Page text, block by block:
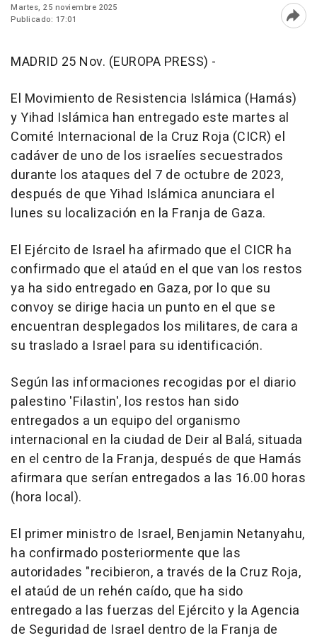
Martes, 25 noviembre 2025
Publicado: 17:01
MADRID 25 Nov. (EUROPA PRESS) -
El Movimiento de Resistencia Islámica (Hamás)
y Yihad Islámica han entregado este martes al
Comité Internacional de la Cruz Roja (CICR) el
cadáver de uno de los israelíes secuestrados
durante los ataques del 7 de octubre de 2023,
después de que Yihad Islámica anunciara el
lunes su localización en la Franja de Gaza.
El Ejército de Israel ha afirmado que el CICR ha
confirmado que el ataúd en el que van los restos
ya ha sido entregado en Gaza, por lo que su
convoy se dirige hacia un punto en el que se
encuentran desplegados los militares, de cara a
su traslado a Israel para su identificación.
Según las informaciones recogidas por el diario
palestino 'Filastin', los restos han sido
entregados a un equipo del organismo
internacional en la ciudad de Deir al Balá, situada
en el centro de la Franja, después de que Hamás
afirmara que serían entregados a las 16.00 horas
(hora local).
El primer ministro de Israel, Benjamin Netanyahu,
ha confirmado posteriormente que las
autoridades "recibieron, a través de la Cruz Roja,
el ataúd de un rehén caído, que ha sido
entregado a las fuerzas del Ejército y la Agencia
de Seguridad de Israel dentro de la Franja de